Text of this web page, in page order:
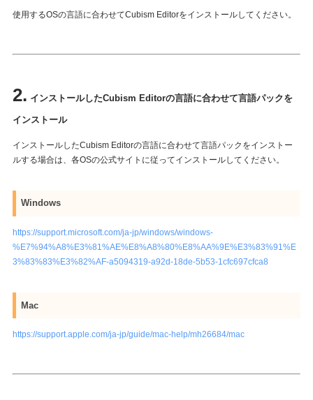
RLM_DIAGNOSTICS.logの確認方法
ライセンスを解除したい / 新しいPCに移行したい
使用するOSの言語に合わせてCubism Editorをインストールしてください。
2. インストールしたCubism Editorの言語に合わせて言語パックを
インストール
インストールしたCubism Editorの言語に合わせて言語パックをインストー
ルする場合は、各OSの公式サイトに従ってインストールしてください。
Windows
https://support.microsoft.com/ja-jp/windows/windows-
%E7%94%A8%E3%81%AE%E8%A8%80%E8%AA%9E%E3%83%91%E
3%83%83%E3%82%AF-a5094319-a92d-18de-5b53-1cfc697cfca8
Mac
https://support.apple.com/ja-jp/guide/mac-help/mh26684/mac